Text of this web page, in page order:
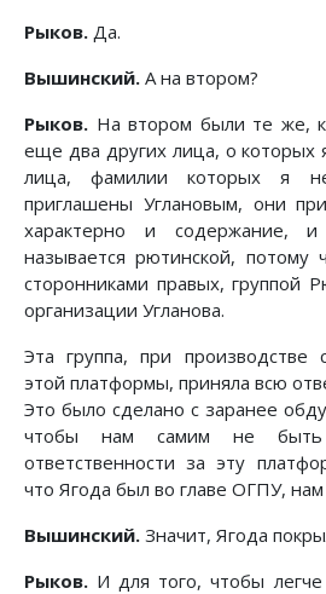
Рыков. Да.
Вышинский. А на втором?
Рыков. На втором были те же,
еще два других лица, о которых
лица, фамилии которых я
приглашены Углановым, они
характерно и содержание,
называется рютинской, потому
сторонниками правых, группой
организации Угланова.
Эта группа, при производстве
этой платформы, приняла всю
Это было сделано с заранее
чтобы нам самим не быть
ответственности за эту
что Ягода был во главе ОГПУ,
Вышинский. Значит, Ягода
Рыков. И для того, чтобы